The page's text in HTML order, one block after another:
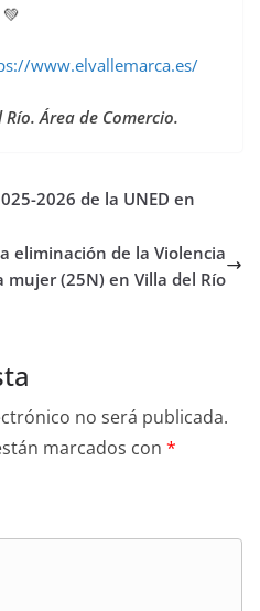
www.elvallemarca.es/
Área de Comercio.
2026 de la UNED en
eliminación de la Violencia
mujer (25N) en Villa del Río
no será publicada.
marcados con *